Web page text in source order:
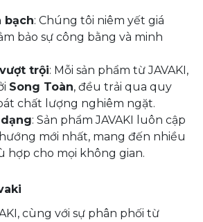
bạch: Chúng tôi niêm yết giá
bảo sự công bằng và minh
trội: Mỗi sản phẩm từ JAVAKI,
Song Toàn, đều trải qua quy
chất lượng nghiêm ngặt.
: Sản phẩm JAVAKI luôn cập
mới nhất, mang đến nhiều
hợp cho mọi không gian.
cùng với sự phân phối từ